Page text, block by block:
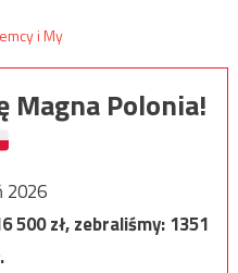
Magna Polonia!
2026
500zł, zebraliśmy:1351